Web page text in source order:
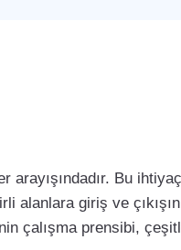
Bu
alanlara giriş ve
çalışma prensibi,